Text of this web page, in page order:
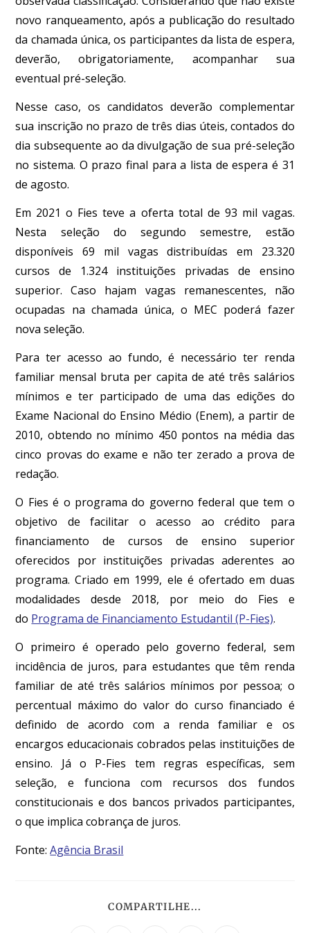
novo ranqueamento, após a publicação do resultado
da chamada única, os participantes da lista de espera,
deverão, obrigatoriamente, acompanhar sua
eventual pré-seleção.
Nesse caso, os candidatos deverão complementar
sua inscrição no prazo de três dias úteis, contados do
dia subsequente ao da divulgação de sua pré-seleção
no sistema. O prazo final para a lista de espera é 31
de agosto.
Em 2021 o Fies teve a oferta total de 93 mil vagas.
Nesta seleção do segundo semestre, estão
disponíveis 69 mil vagas distribuídas em 23.320
cursos de 1.324 instituições privadas de ensino
superior. Caso hajam vagas remanescentes, não
ocupadas na chamada única, o MEC poderá fazer
nova seleção.
Para ter acesso ao fundo, é necessário ter renda
familiar mensal bruta per capita de até três salários
mínimos e ter participado de uma das edições do
Exame Nacional do Ensino Médio (Enem), a partir de
2010, obtendo no mínimo 450 pontos na média das
cinco provas do exame e não ter zerado a prova de
redação.
O Fies é o programa do governo federal que tem o
objetivo de facilitar o acesso ao crédito para
financiamento de cursos de ensino superior
oferecidos por instituições privadas aderentes ao
programa. Criado em 1999, ele é ofertado em duas
modalidades desde 2018, por meio do Fies e
do Programa de Financiamento Estudantil (P-Fies).
O primeiro é operado pelo governo federal, sem
incidência de juros, para estudantes que têm renda
familiar de até três salários mínimos por pessoa; o
percentual máximo do valor do curso financiado é
definido de acordo com a renda familiar e os
encargos educacionais cobrados pelas instituições de
ensino. Já o P-Fies tem regras específicas, sem
seleção, e funciona com recursos dos fundos
constitucionais e dos bancos privados participantes,
o que implica cobrança de juros.
Fonte:Agência Brasil
COMPARTILHE...